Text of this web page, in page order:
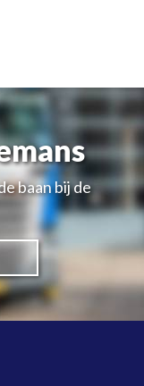
baan bij de